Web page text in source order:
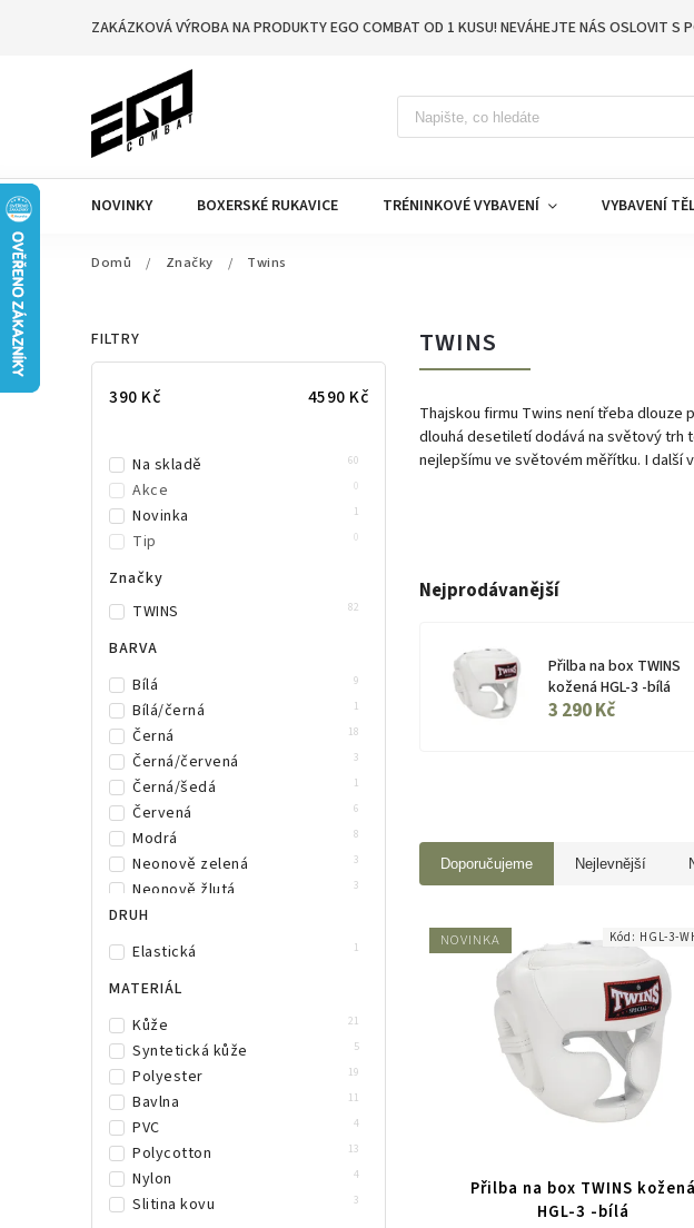
ZAKÁZKOVÁ VÝROBA NA PRODUKTY EGO COMBAT OD 1 KUSU! NEVÁHEJTE NÁS OSLOVIT S
NOVINKY BOXERSKÉ RUKAVICE TRÉNINKOVÉ VYBAVENÍ VYBAVENÍ
Domů / Značky / Twins
FILTRY
390 Kč 4590 Kč
Na skladě 60
Akce 0
Novinka 1
Tip 0
Značky
TWINS
82
BARVA
Bílá
9
Bílá/černá 1
Černá 18
Černá/červená 3
Černá/šedá 1
Červená 6
Modrá 8
Neonově zelená 3
Neonově žlutá 3
Oranžová
Růžová
Zelená
Žlutá
Vínová
Olivově zelená
DRUH
Elastická
1
MATERIÁL
Kůže
21
Syntetická kůže 5
Polyester 19
Bavlna 11
PVC 4
Polycotton 13
Nylon 4
Slitina kovu 3
TWINS
Thajskou firmu Twins není třeba dlouze
dlouhá desetiletí dodává na světový trh
nejlepšímu ve světovém měřítku. I další
Nejprodávanější
Přilba na box TWINS
kožená HGL-3 -bílá
3 290 Kč
Doporučujeme Nejlevnější
NOVINKA
Přilba na box TWINS kožená
HGL-3 -bílá
Kód: HGL-3-